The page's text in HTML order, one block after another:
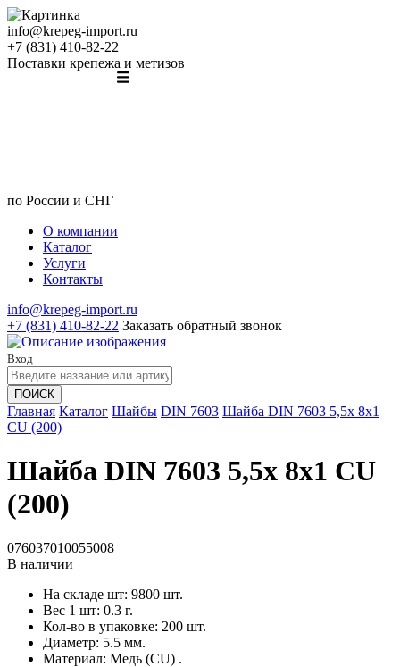
info@krepeg-import.ru
+7 (831) 410-82-22
Поставки крепежа и метизов
по России и СНГ
О компании
Каталог
Услуги
Контакты
info@krepeg-import.ru
+7 (831) 410-82-22 Заказать обратный звонок
Вход
ПОИСК
Главная Каталог Шайбы DIN 7603 Шайба DIN 7603 5,5x 8x1
CU (200)
Шайба DIN 7603 5,5x 8x1 CU
(200)
076037010055008
В наличии
На складе шт: 9800 шт.
Вес 1 шт: 0.3 г.
Кол-во в упаковке: 200 шт.
Диаметр: 5.5 мм.
Материал: Медь (CU) .